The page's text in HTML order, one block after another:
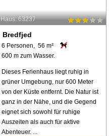
Haus: 63237
Bredfjed
6 Personen, 56 m²
600 m zum Wasser.
Dieses Ferienhaus liegt ruhig in
grüner Umgebung, nur 600 Meter
von der Küste entfernt. Die Natur ist
ganz in der Nähe, und die Gegend
eignet sich sowohl für ruhige
Auszeiten als auch für aktive
Abenteuer. ...